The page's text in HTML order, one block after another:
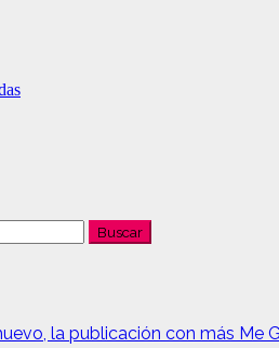
la publicación con más Me